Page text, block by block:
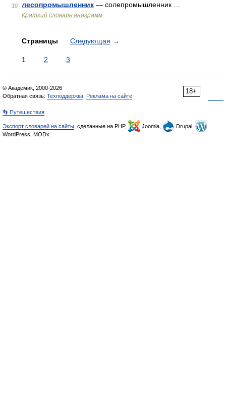
10 лесопромышленник — солепромышленник …
Краткий словарь анаграмм
Страницы Следующая →
1 2 3
18+
© Академик, 2000-2026
Обратная связь: Техподдержка Реклама на сайте
👣 Путешествия
Экспорт словарей на сайты , сделанные на PHP, Joomla,
Drupal,
WordPress, MODx.